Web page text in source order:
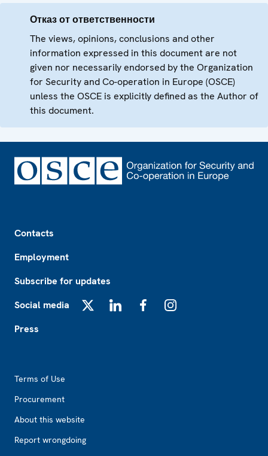
Отказ от ответственности
The views, opinions, conclusions and other
information expressed in this document are not
given nor necessarily endorsed by the Organization
for Security and Co-operation in Europe (OSCE)
unless the OSCE is explicitly defined as the Author of
this document.
Contacts
Employment
Subscribe for updates
Social media
Press
Terms of Use
Procurement
About this website
Report wrongdoing